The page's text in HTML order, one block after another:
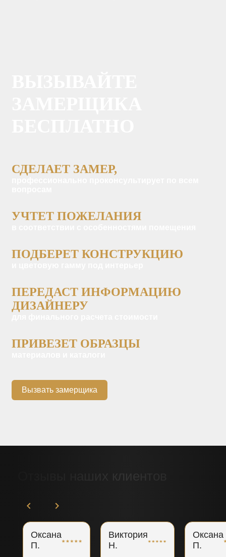
СДЕЛАЕТ ЗАМЕР,
УЧТЕТ ПОЖЕЛАНИЯ
ПОДБЕРЕТ КОНСТРУКЦИЮ
ПЕРЕДАСТ ИНФОРМАЦИЮ
ДИЗАЙНЕРУ
ПРИВЕЗЕТ ОБРАЗЦЫ
Вызвать замерщика
Оксана
П.
Виктория
Н.
Оксана
П.